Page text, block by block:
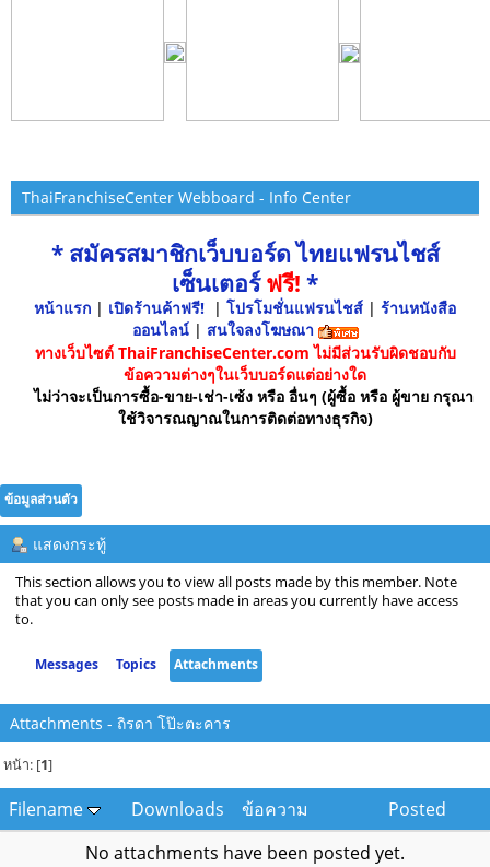
ThaiFranchiseCenter Webboard - Info Center
* สมัครสมาชิกเว็บบอร์ด ไทยแฟรนไชส์
เซ็นเตอร์ฟรี! *
หน้าแรก | เปิดร้านค้าฟรี! | โปรโมชั่นแฟรนไชส์ | ร้านหนังสือ
ออนไลน์ | สนใจลงโฆษณา
ทางเว็บไซต์ ThaiFranchiseCenter.com ไม่มีส่วนรับผิดชอบกับ
ข้อความต่างๆในเว็บบอร์ดแต่อย่างใด
ไม่ว่าจะเป็นการซื้อ-ขาย-เช่า-เซ้ง หรือ อื่นๆ (ผู้ซื้อ หรือ ผู้ขาย กรุณา
ใช้วิจารณญาณในการติดต่อทางธุรกิจ)
ข้อมูลส่วนตัว
แสดงกระทู้
This section allows you to view all posts made by this member. Note
that you can only see posts made in areas you currently have access
to.
Messages Topics Attachments
Attachments - ถิรดา โป๊ะตะคาร
หน้า: [1]
Filename Downloads ข้อความ
Posted
No attachments have been posted yet.